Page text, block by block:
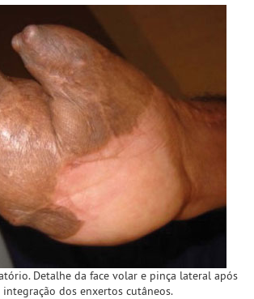
Detalhe da face volar e pinça lateral após
integração dos enxertos cutâneos.